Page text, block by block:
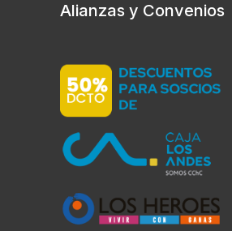
Alianzas y Convenios